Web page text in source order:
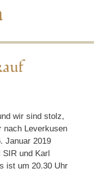
wir sind stolz,
nach Leverkusen
Januar 2019
und Karl
ist um 20.30 Uhr